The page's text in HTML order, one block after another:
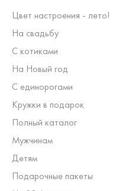
Цвет настроения - лето!
На свадьбу
С котиками
На Новый год
С единорогами
Кружки в подарок
Полный каталог
Мужчинам
Детям
Подарочные пакеты